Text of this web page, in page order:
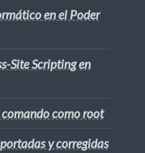
en el Poder
Site Scripting en
como root
y corregidas